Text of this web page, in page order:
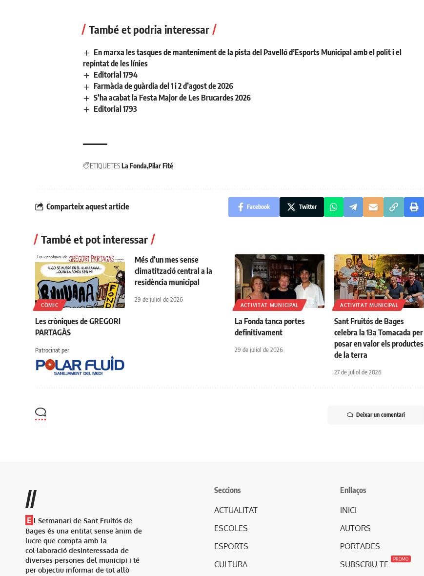
També et podria interessar
En marxa les tasques de manteniment de la pista del Pavelló d’Esports Municipal amb el polit i el
repintat de les línies
Editorial 1794
Farmàcia de guàrdia del 1 i 2 d’agost de 2026
S’ha acabat la Festa Major de Les Brucardes 2026
Editorial 1793
ETIQUETESLa Fonda Pilar Fité
Comparteix aquest article Facebook Twitter
També et pot interessar
CÒMIC
Les cròniques de GREGORI
PARTAGÀS
Patrocinat per
Més d’un mes sense
climatització central a la
residència municipal
29 de juliol de 2026
ACTIVITAT MUNICIPAL
La Fonda tanca portes
definitivament
29 de juliol de 2026
ACTIVITAT MUNICIPAL
Sant Fruitós de Bages
celebra la 13a Tomacada per
posar en valor els productes
de la terra
27 de juliol de 2026
Deixar un comentari
//
E l Setmanari de Sant Fruitós de
Bages és una entitat sense ànim de
lucre que compta amb la
col·laboració desinteressada de
diverses persones del municipi i té
per objectiu informar de tot allò
Seccions
ACTUALITAT
ESCOLES
ESPORTS
CULTURA
Enllaços
INICI
AUTORS
PORTADES
SUBSCRIU-TE
PROMO